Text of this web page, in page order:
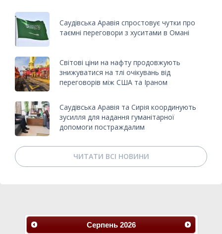
Саудівська Аравія спростовує чутки про
таємні переговори з хуситами в Омані
Світові ціни на нафту продовжують
знижуватися на тлі очікувань від
переговорів між США та Іраном
Саудівська Аравія та Сирія координують
зусилля для надання гуманітарної
допомоги постраждалим
ЧИТАТИ ВСІ НОВИНИ
Серпень 2026